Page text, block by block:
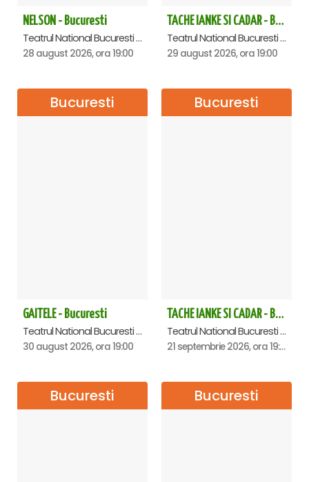
NELSON - Bucuresti
Teatrul National Bucuresti - Sala Ion Caramitru, Bucuresti
28 august 2026, ora 19:00
TACHE IANKE SI CADAR - Bucuresti
Teatrul National Bucuresti - Sala Ion Caramitru, Bucuresti
29 august 2026, ora 19:00
Bucuresti
GAITELE - Bucuresti
Teatrul National Bucuresti - Sala Ion Caramitru, Bucuresti
30 august 2026, ora 19:00
Bucuresti
TACHE IANKE SI CADAR - Bucuresti
Teatrul National Bucuresti - Sala Ion Caramitru, Bucuresti
21 septembrie 2026, ora 19:00
Bucuresti Bucuresti